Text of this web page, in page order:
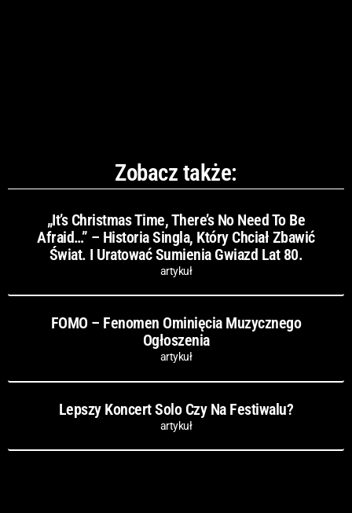
Zobacz także:
„It’s Christmas Time, There’s No Need To Be
Afraid…” – Historia Singla, Który Chciał Zbawić
Świat. I Uratować Sumienia Gwiazd Lat 80.
artykuł
FOMO – Fenomen Ominięcia Muzycznego
Ogłoszenia
artykuł
Lepszy Koncert Solo Czy Na Festiwalu?
artykuł